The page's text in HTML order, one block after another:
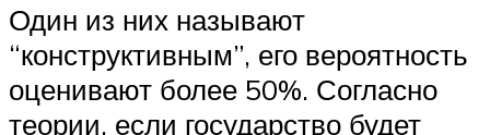
Один из них называют
“конструктивным”, его вероятность
оценивают более 50%. Согласно
теории, если государство будет